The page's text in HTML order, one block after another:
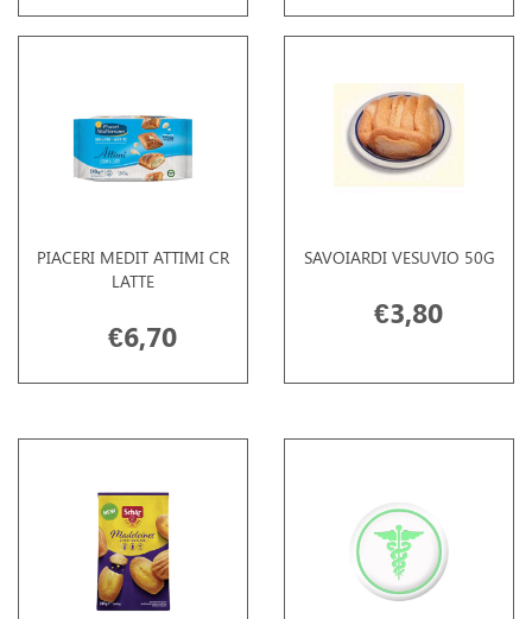
PIACERI MEDIT ATTIMI CR
LATTE
€6,70
SAVOIARDI VESUVIO 50G
€3,80